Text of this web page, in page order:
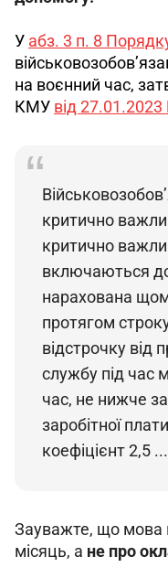
У абз. 3 п. 8
на воєнний час,
КМУ від
критично
критично
включаються
нарахована
протягом
відстрочку від
службу під час
час, не нижче
заробітної
коефіцієнт 2,5 ...
Зауважте, що мова
місяць, а не про